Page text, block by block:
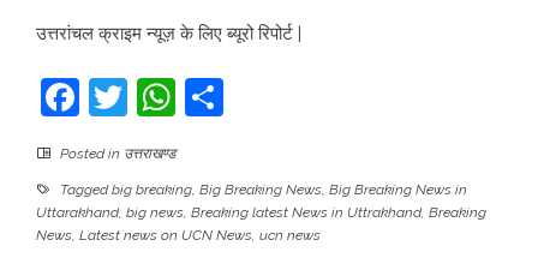
उत्तरांचल क्राइम न्यूज़ के लिए ब्यूरो रिपोर्ट |
Facebook
TwitterWhatsApp
Posted in उत्तराखण्ड
Taggedbig breaking, Big Breaking News, Big Breaking News in
Uttarakhand, big news, Breaking latest News in Uttrakhand, Breaking
News, Latest news on UCN News, ucn news